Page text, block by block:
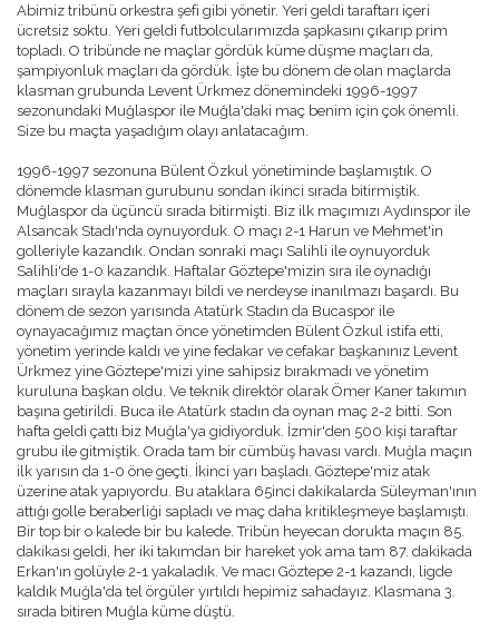
KORAY EMRE ÇOKBANKIR
SERKAN BOYACIOĞLU
BURÇAK ÜNSAL
HAKAN TAŞPINAR
MEHMET ALTAN
ÖZKAN CENGIZ
ÖZANT ÖNÇAĞ
Abimiz tribünü orkestra şefi gibi yönetir. Yeri geldi taraftarı içeri
ücretsiz soktu. Yeri geldi futbolcularımızda şapkasını çıkarıp prim
topladı. O tribünde ne maçlar gördük küme düşme maçları da,
şampiyonluk maçları da gördük. İşte bu dönem de olan maçlarda
klasman grubunda Levent Ürkmez dönemindeki 1996-1997
sezonundaki Muğlaspor ile Muğla'daki maç benim için çok önemli.
Size bu maçta yaşadığım olayı anlatacağım.
1996-1997 sezonuna Bülent Özkul yönetiminde başlamıştık. O
dönemde klasman gurubunu sondan ikinci sırada bitirmiştik.
Muğlaspor da üçüncü sırada bitirmişti. Biz ilk maçımızı Aydınspor ile
Alsancak Stadı'nda oynuyorduk. O maçı 2-1 Harun ve Mehmet'in
golleriyle kazandık. Ondan sonraki maçı Salihli ile oynuyorduk
Salihli'de 1-0 kazandık. Haftalar Göztepe'mizin sıra ile oynadığı
maçları sırayla kazanmayı bildi ve nerdeyse inanılmazı başardı. Bu
dönem de sezon yarısında Atatürk Stadın da Bucaspor ile
oynayacağımız maçtan önce yönetimden Bülent Özkul istifa etti,
yönetim yerinde kaldı ve yine fedakar ve cefakar başkanınız Levent
Ürkmez yine Göztepe'mizi yine sahipsiz bırakmadı ve yönetim
kuruluna başkan oldu. Ve teknik direktör olarak Ömer Kaner takımın
başına getirildi. Buca ile Atatürk stadın da oynan maç 2-2 bitti. Son
hafta geldi çattı biz Muğla'ya gidiyorduk. İzmir'den 500 kişi taraftar
grubu ile gitmiştik. Orada tam bir cümbüş havası vardı. Muğla maçın
ilk yarısın da 1-0 öne geçti. İkinci yarı başladı. Göztepe'miz atak
üzerine atak yapıyordu. Bu ataklara 65inci dakikalarda Süleyman'ının
attığı golle beraberliği sapladı ve maç daha kritikleşmeye başlamıştı.
Bir top bir o kalede bir bu kalede. Tribün heyecan dorukta maçın 85.
dakikası geldi, her iki takımdan bir hareket yok ama tam 87. dakikada
Erkan'ın golüyle 2-1 yakaladık. Ve macı Göztepe 2-1 kazandı, ligde
kaldık Muğla'da tel örgüler yırtıldı hepimiz sahadayız. Klasmana 3.
sırada bitiren Muğla küme düştü.